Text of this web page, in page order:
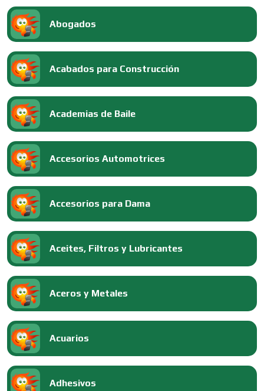
Abogados
Acabados para Construcción
Academias de Baile
Accesorios Automotrices
Accesorios para Dama
Aceites, Filtros y Lubricantes
Aceros y Metales
Acuarios
Adhesivos